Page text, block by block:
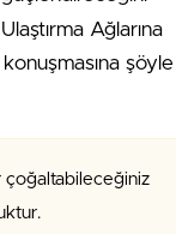
Ağlarına
şöyle
çoğaltabileceğiniz